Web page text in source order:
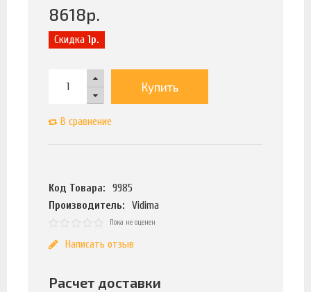
8618р.
Скидка 1р.
Купить
В сравнение
Код Товара:
9985
Производитель:
Vidima
Пока не оценен
Написать отзыв
Расчет доставки